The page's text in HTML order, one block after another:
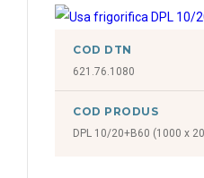
COD DTN
621.76.1080
COD PRODUS
DPL 10/20+B60 (1000 x